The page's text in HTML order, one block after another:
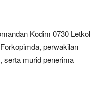
Kodim 0730 Letkol
perwakilan
serta murid penerima